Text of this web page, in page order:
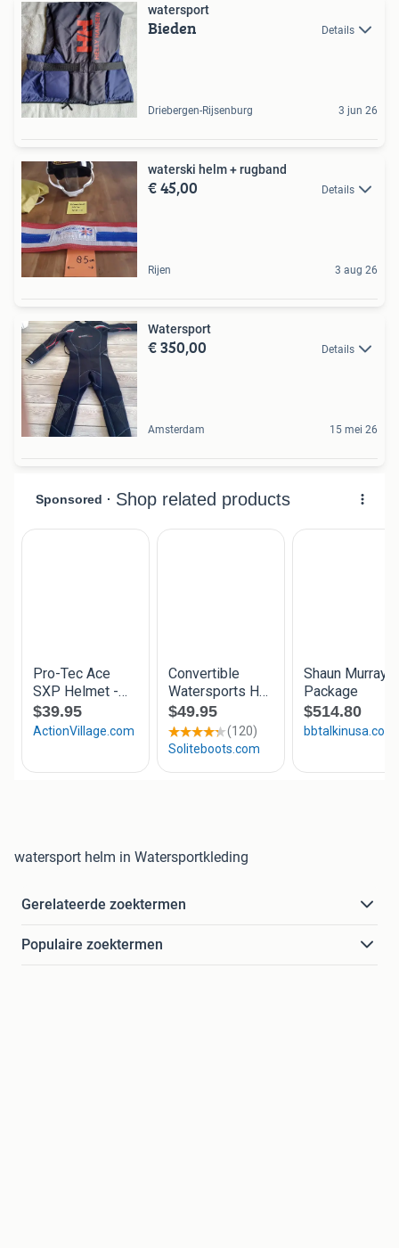
watersport
Bieden Details
Driebergen-Rijsenburg 3 jun 26
waterski helm + rugband
€ 45,00 Details
Rijen 3 aug 26
Watersport
€ 350,00 Details
Amsterdam 15 mei 26
watersport helm in Watersportkleding
Gerelateerde zoektermen
Populaire zoektermen